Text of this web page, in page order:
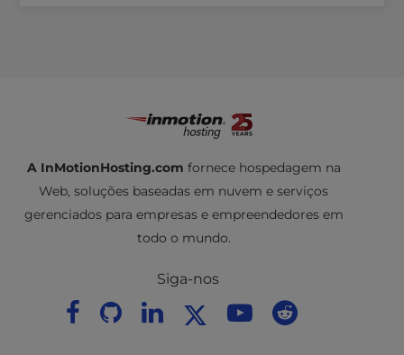
A InMotionHosting.com fornece hospedagem na
Web, soluções baseadas em nuvem e serviços
gerenciados para empresas e empreendedores em
todo o mundo.
Siga-nos